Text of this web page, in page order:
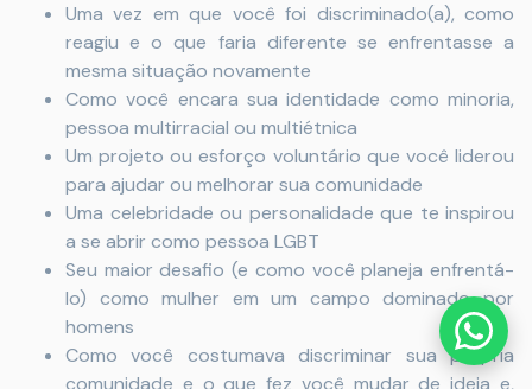
Uma vez em que você foi discriminado(a), como
reagiu e o que faria diferente se enfrentasse a
mesma situação novamente
Como você encara sua identidade como minoria,
pessoa multirracial ou multiétnica
Um projeto ou esforço voluntário que você liderou
para ajudar ou melhorar sua comunidade
Uma celebridade ou personalidade que te inspirou
a se abrir como pessoa LGBT
Seu maior desafio (e como você planeja enfrentá-
lo) como mulher em um campo dominado por
homens
Como você costumava discriminar sua própria